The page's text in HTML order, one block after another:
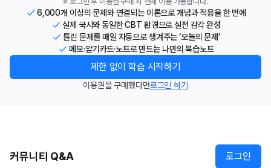
6,000개 이상의 문제와 연결되는 이론으로 개념과 적용을 한 번에
실제 국시와 동일한 CBT 환경으로 실전 감각 완성
틀린 문제를 매일 자동으로 챙겨주는 ‘오늘의 문제’
메모·암기카드·노트로 만드는 나만의 복습노트
제한 없이 학습 시작하기
이용권을 구매했다면로그인 하기
커뮤니티 Q&A 로그인